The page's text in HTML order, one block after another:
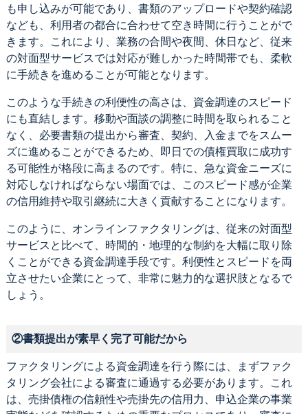
も申し込みが可能であり、書類のアップロードや契約確認
なども、利用者の都合に合わせて空き時間に行うことがで
きます。これにより、業務の合間や夜間、休日など、従来
の対面型サービスでは対応が難しかった時間帯でも、柔軟
に手続きを進めることが可能となります。
このような手続きの利便性の高さは、資金調達のスピード
にも直結します。移動や面談の調整に時間を取られること
なく、必要書類の提出から審査、契約、入金までをスムー
ズに進めることができるため、即日での債権買取に成功す
る可能性が格段に高まるのです。特に、急な資金ニーズに
対応しなければならない場面では、このスピード感が企業
の信用維持や取引継続に大きく貢献することになります。
このように、オンラインファクタリングは、従来の対面型
サービスと比べて、時間的・地理的な制約を大幅に取り除
くことができる資金調達手段です。利便性とスピードを両
立させたい企業にとって、非常に魅力的な選択肢となるで
しょう。
②書類提出が素早く完了可能だから
ファクタリングによる資金調達を行う際には、まずファク
タリング会社による審査に通過する必要があります。これ
は、売掛債権の信頼性や売掛先の信用力、申込企業の事業